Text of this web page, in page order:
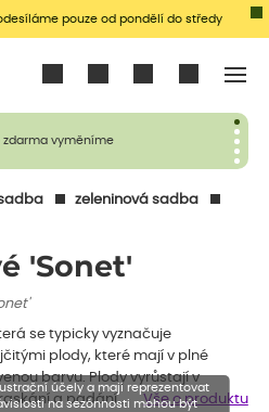
pouze od pondělí do středy
zdarma vyměníme
zeleninová sadba
'Sonet'
se typicky vyznačuje
plody, které mají v plné
barvu. Plody vyrůstají v
a padání…
Vše o produktu
účely a mají reprezentovat
na sezónnosti mohou být